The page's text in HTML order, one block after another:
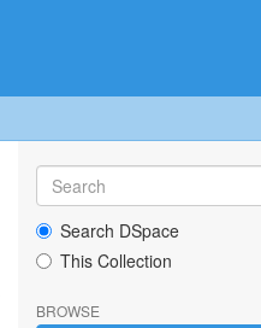
Search DSpace
This Collection
BROWSE